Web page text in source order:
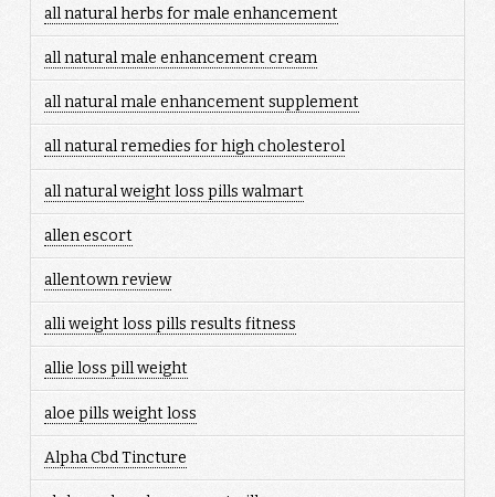
all natural herbs for male enhancement
all natural male enhancement cream
all natural male enhancement supplement
all natural remedies for high cholesterol
all natural weight loss pills walmart
allen escort
allentown review
alli weight loss pills results fitness
allie loss pill weight
aloe pills weight loss
Alpha Cbd Tincture